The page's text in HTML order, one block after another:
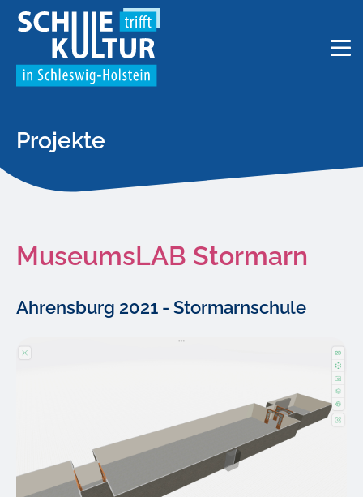
Projekte
MuseumsLAB Stormarn
Ahrensburg 2021 - Stormarnschule